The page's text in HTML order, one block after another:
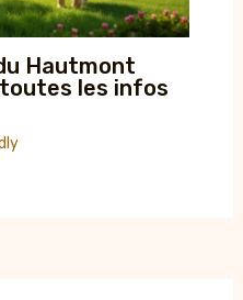
Hautmont
les infos